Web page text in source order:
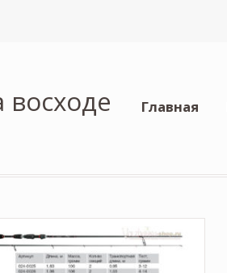
восходе Главная